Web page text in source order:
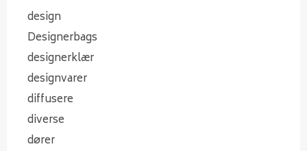
design
Designerbags
designerklær
designvarer
diffusere
diverse
dører